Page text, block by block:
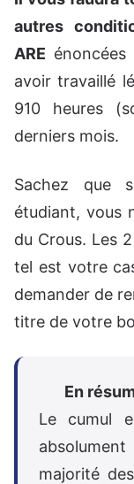
autres
ARE énoncées
avoir travaillé
910 heures
derniers mois.
Sachez que
étudiant, vous
du Crous. Les
tel est votre
demander de
titre de votre
En
Le cumul
majorité